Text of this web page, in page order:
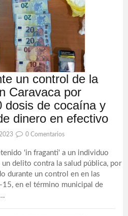
un control de la
Caravaca por
dosis de cocaína y
dinero en efectivo
0 Comentarios
'in fraganti' a un individuo
delito contra la salud pública, por
durante un control en en las
15, en el término municipal de